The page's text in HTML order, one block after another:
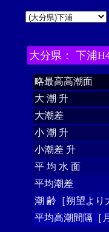
大分県： 下浦
略最高高潮面
大 潮 升
大潮差
小 潮 升
小潮差 升
平 均 水 面
平均潮差
潮 齢［朔望より
平均高潮間隔［